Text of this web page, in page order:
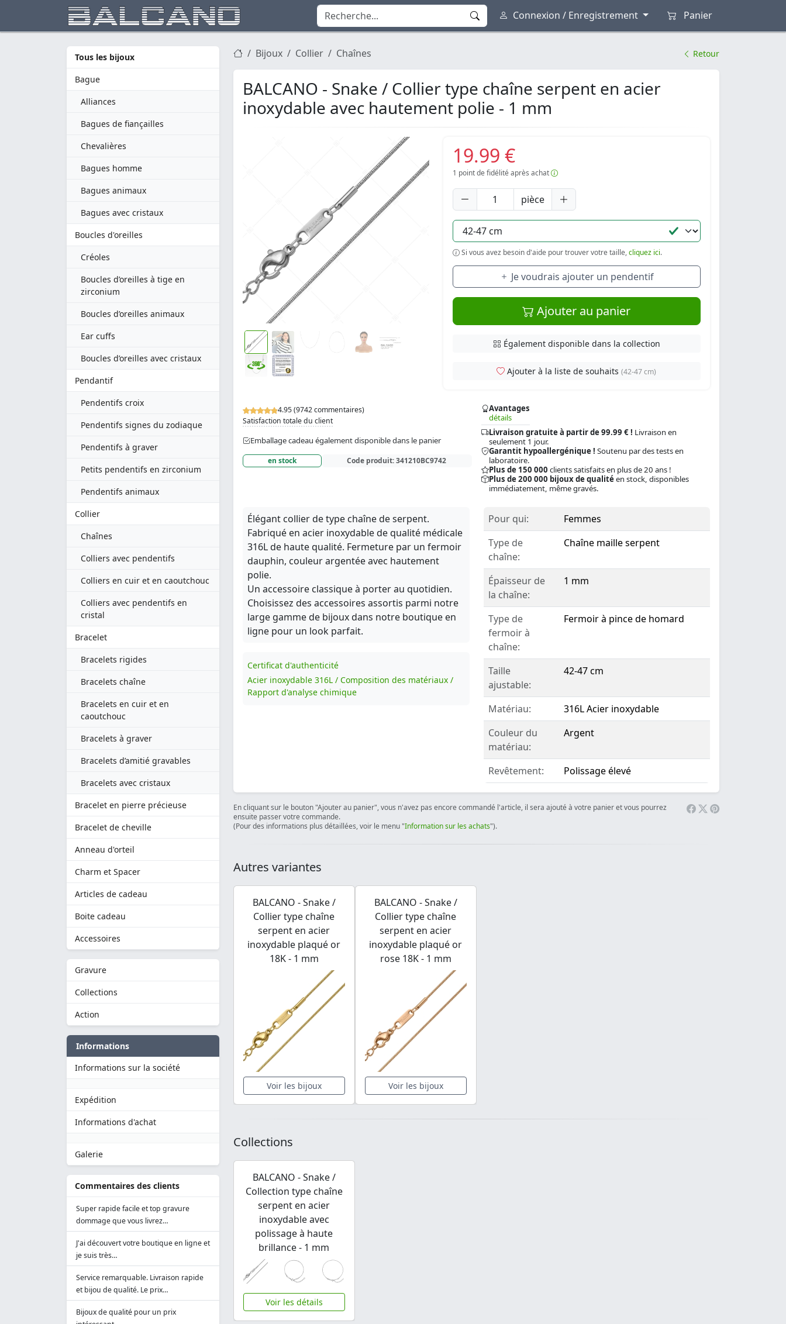
Connexion / Enregistrement Panier
Tous les bijoux
Bague
Alliances
Bagues de fiançailles
Chevalières
Bagues homme
Bagues animaux
Bagues avec cristaux
Boucles d'oreilles
Créoles
Boucles d’oreilles à tige en
zirconium
Boucles d’oreilles animaux
Ear cuffs
Boucles d’oreilles avec cristaux
Pendantif
Pendentifs croix
Pendentifs signes du zodiaque
Pendentifs à graver
Petits pendentifs en zirconium
Pendentifs animaux
Collier
Chaînes
Colliers avec pendentifs
Colliers en cuir et en caoutchouc
Colliers avec pendentifs en
cristal
Bracelet
Bracelets rigides
Bracelets chaîne
Bracelets en cuir et en
caoutchouc
Bracelets à graver
Bracelets d’amitié gravables
Bracelets avec cristaux
Bracelet en pierre précieuse
Bracelet de cheville
Anneau d'orteil
Charm et Spacer
Articles de cadeau
Boite cadeau
Accessoires
Gravure
Collections
Action
Informations
Informations sur la société
Expédition
Informations d'achat
Galerie
Commentaires des clients
Super rapide facile et top gravure
dommage que vous livrez…
J'ai découvert votre boutique en ligne et
je suis très…
Service remarquable. Livraison rapide
et bijou de qualité. Le prix…
Bijoux de qualité pour un prix
Bijoux Collier Chaînes Retour
BALCANO - Snake / Collier type chaîne serpent en acier
inoxydable avec hautement polie - 1 mm
4.95 (9742 commentaires)
Satisfaction totale du client
Emballage cadeau également disponible dans le panier
en stock Code produit:341210BC9742
Avantages
détails
Livraison gratuite à partir de 99.99 € ! Livraison en
seulement 1 jour.
Garantit hypoallergénique ! Soutenu par des tests en
laboratoire.
Plus de 150 000 clients satisfaits en plus de 20 ans !
Plus de 200 000 bijoux de qualitéen stock, disponibles
immédiatement, même gravés.
19.99 €
1 point de fidélité après achat
pièce
Si vous avez besoin d'aide pour trouver votre taille,cliquez ici.
Je voudrais ajouter un pendentif
Ajouter au panier
Également disponible dans la collection
Ajouter à la liste de souhaits(42-47 cm)
Élégant collier de type chaîne de serpent.
Fabriqué en acier inoxydable de qualité médicale
316L de haute qualité. Fermeture par un fermoir
dauphin, couleur argentée avec hautement
polie.
Un accessoire classique à porter au quotidien.
Choisissez des accessoires assortis parmi notre
large gamme de bijoux dans notre boutique en
ligne pour un look parfait.
Certificat d'authenticité
Acier inoxydable 316L / Composition des matériaux /
Rapport d'analyse chimique
Pour qui:
Femmes
Type de
chaîne:
Chaîne maille serpent
Épaisseur de
la chaîne:
1 mm
Type de
fermoir à
chaîne:
Fermoir à pince de homard
Taille
ajustable:
42-47 cm
Matériau:
316L Acier inoxydable
Couleur du
matériau:
Argent
Revêtement: Polissage élevé
En cliquant sur le bouton "Ajouter au panier", vous n'avez pas encore commandé l'article, il sera ajouté à votre panier et vous pourrez
ensuite passer votre commande.
(Pour des informations plus détaillées, voir le menu "Information sur les achats").
Autres variantes
BALCANO - Snake /
Collier type chaîne
serpent en acier
inoxydable plaqué or
18K - 1 mm
Voir les bijoux
BALCANO - Snake /
Collier type chaîne
serpent en acier
inoxydable plaqué or
rose 18K - 1 mm
Voir les bijoux
Collections
BALCANO - Snake /
Collection type chaîne
serpent en acier
inoxydable avec
polissage à haute
brillance - 1 mm
Voir les détails